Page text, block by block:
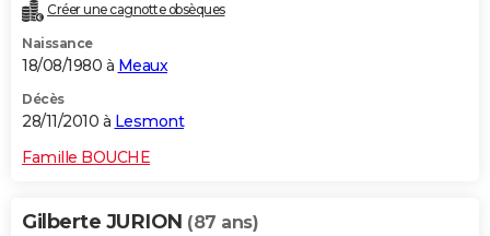
Créer une cagnotte obsèques
Naissance
18/08/1980 à Meaux
Décès
28/11/2010 à Lesmont
Famille BOUCHE
Gilberte JURION (87 ans)